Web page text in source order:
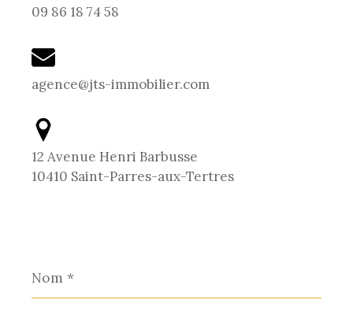
09 86 18 74 58
agence@jts-immobilier.com
12 Avenue Henri Barbusse
10410 Saint-Parres-aux-Tertres
*